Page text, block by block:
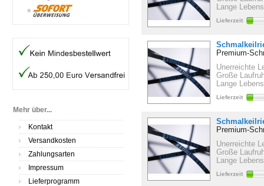
Mehr über...
Kontakt
Versandkosten
Zahlungsarten
Impressum
Lieferprogramm
Lange
Lieferzeit
Premium-
Unerreichte
Große
Lange
Lieferzeit
Premium-
Unerreichte
Große
Lange
Lieferzeit